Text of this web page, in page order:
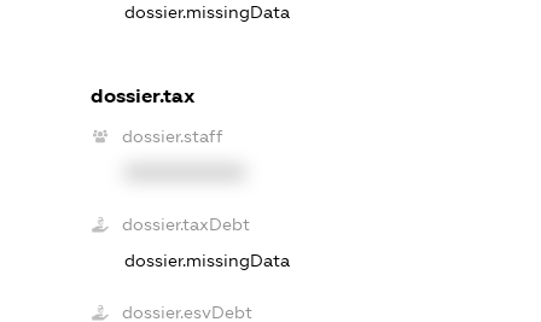
dossier.missingData
dossier.tax
dossier.staff
dossier.taxDebt
dossier.missingData
dossier.esvDebt